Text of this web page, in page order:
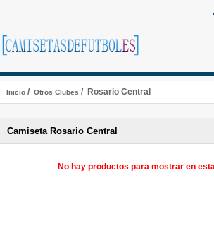
Inicio/ Otros Clubes / Rosario Central
Camiseta Rosario Central
No hay productos para mostrar en